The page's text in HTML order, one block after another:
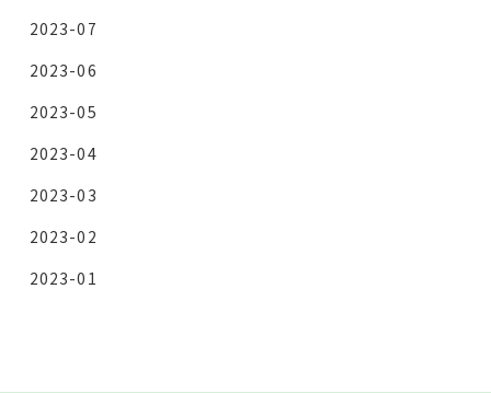
2023-07
2023-06
2023-05
2023-04
2023-03
2023-02
2023-01